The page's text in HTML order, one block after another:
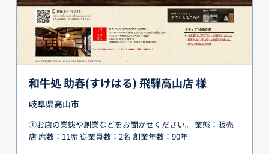
和牛処 助春(すけはる) 飛騨高山店 様
岐阜県高山市
①お店の業態や創業などをお聞かせください。 業態：販売
店 席数：11席 従業員数：2名 創業年数：90年